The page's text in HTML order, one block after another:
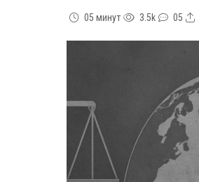
05 минут 3.5k 05